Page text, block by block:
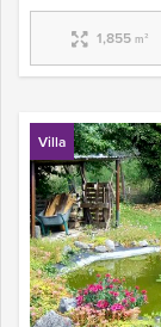
1,855 m²
Villa